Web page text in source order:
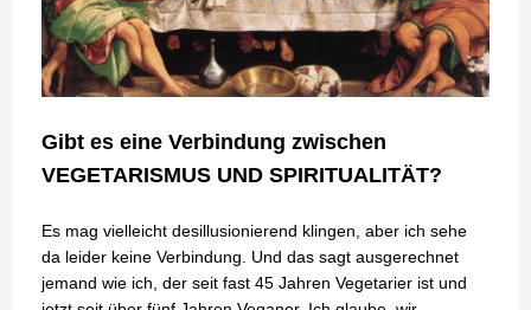
Gibt es eine Verbindung zwischen
VEGETARISMUS UND SPIRITUALITÄT?
Es mag vielleicht desillusionierend klingen, aber ich sehe
da leider keine Verbindung. Und das sagt ausgerechnet
jemand wie ich, der seit fast 45 Jahren Vegetarier ist und